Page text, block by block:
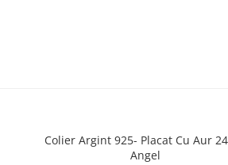
Colier Argint 925- Placat Cu Aur 24 K -
Angel